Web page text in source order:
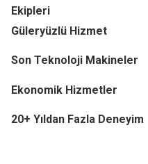
Ekipleri
Güleryüzlü Hizmet
Son Teknoloji Makineler
Ekonomik Hizmetler
20+ Yıldan Fazla Deneyim